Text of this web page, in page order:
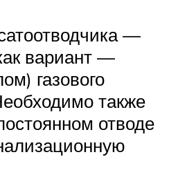
—
вариант —
газового
также
отводе